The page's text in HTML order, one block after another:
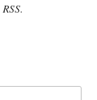
RSS.